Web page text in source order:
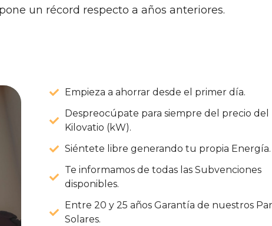
un récord respecto a años anteriores.
Empieza a ahorrar desde el primer día.
Despreocúpate para siempre del precio del
Kilovatio (kW).
Siéntete libre generando tu propia Energía.
Te informamos de todas las Subvenciones
disponibles.
Entre 20 y 25 años Garantía de nuestros
Solares.